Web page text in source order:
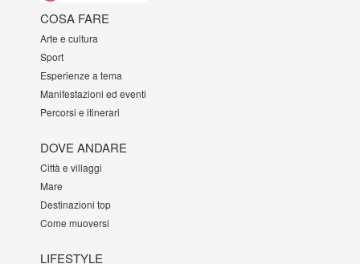
COSA FARE
Arte e cultura
Sport
Esperienze a tema
Manifestazioni ed eventi
Percorsi e itinerari
DOVE ANDARE
Città e villaggi
Mare
Destinazioni top
Come muoversi
LIFESTYLE